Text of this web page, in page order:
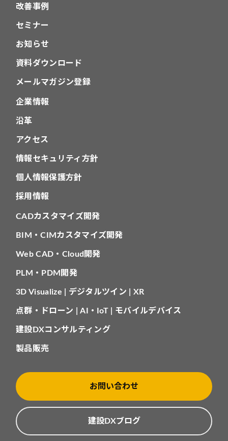
改善事例
セミナー
お知らせ
資料ダウンロード
メールマガジン登録
企業情報
沿革
アクセス
情報セキュリティ方針
個人情報保護方針
採用情報
CADカスタマイズ開発
BIM・CIMカスタマイズ開発
Web CAD・Cloud開発
PLM・PDM開発
3D Visualize | デジタルツイン | XR
点群・ドローン | AI・IoT | モバイルデバイス
建設DXコンサルティング
製品販売
お問い合わせ
建設DXブログ